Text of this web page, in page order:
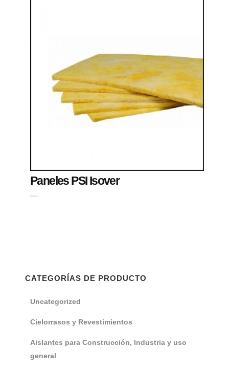
Paneles PSI Isover
CATEGORÍAS DE PRODUCTO
Uncategorized
Cielorrasos y Revestimientos
Aislantes para Construcción, Industria y uso
general